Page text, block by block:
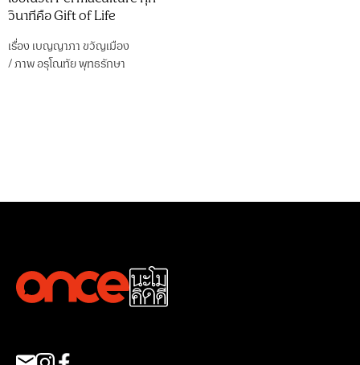
วินาทีคือ Gift of Life
เรื่อง เบญญาภา ขวัญเมือง
/ภาพอรุโณทัย พุทธรักษา